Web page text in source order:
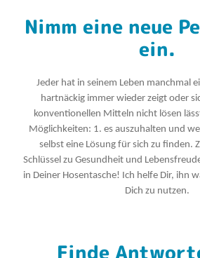
Nimm eine neue
ein.
Jeder hat in seinem Leben manchmal
hartnäckig immer wieder zeigt oder
konventionellen Mitteln nicht lösen
Möglichkeiten: 1. es auszuhalten und
selbst eine Lösung für sich zu finden.
Schlüssel zu Gesundheit und
in Deiner Hosentasche! Ich helfe Dir, ihn
Dich zu nutzen.
Finde